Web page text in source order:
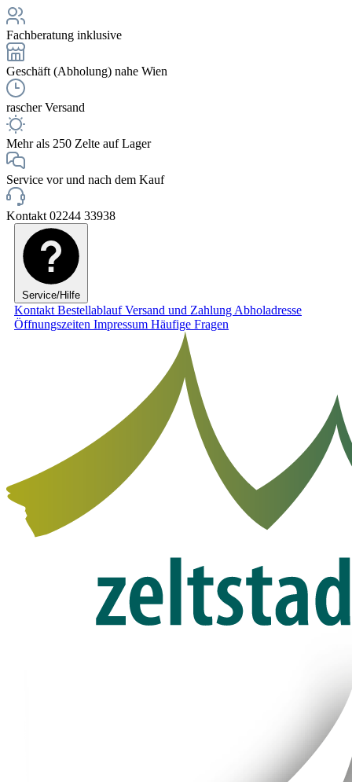
Fachberatung inklusive
Geschäft (Abholung) nahe Wien
rascher Versand
Mehr als 250 Zelte auf Lager
Service vor und nach dem Kauf
Kontakt 02244 33938
Service/Hilfe
Kontakt BestellablaufVersand und Zahlung Abholadresse
Öffnungszeiten Impressum Häufige Fragen